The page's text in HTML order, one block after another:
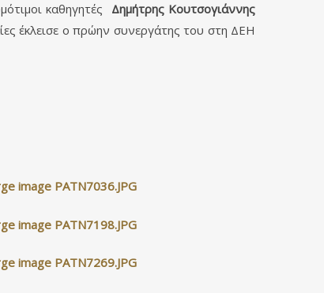
καθηγητές Δημήτρης Κουτσογιάννης
έκλεισε ο πρώην συνεργάτης του στη ΔΕΗ